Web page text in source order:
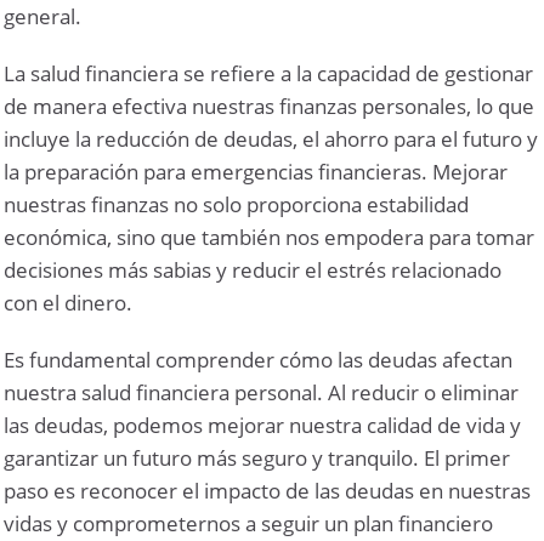
general.
La salud financiera se refiere a la capacidad de gestionar
de manera efectiva nuestras finanzas personales, lo que
incluye la reducción de deudas, el ahorro para el futuro y
la preparación para emergencias financieras. Mejorar
nuestras finanzas no solo proporciona estabilidad
económica, sino que también nos empodera para tomar
decisiones más sabias y reducir el estrés relacionado
con el dinero.
Es fundamental comprender cómo las deudas afectan
nuestra salud financiera personal. Al reducir o eliminar
las deudas, podemos mejorar nuestra calidad de vida y
garantizar un futuro más seguro y tranquilo. El primer
paso es reconocer el impacto de las deudas en nuestras
vidas y comprometernos a seguir un plan financiero